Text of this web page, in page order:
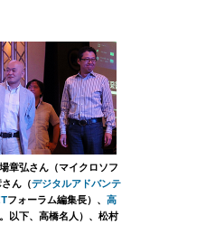
章弘さん（マイクロソフ
ん（デジタルアドバンテ
フォーラム編集長）、 高
。以下、高橋名人）、松村